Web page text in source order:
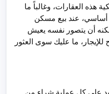
العقارات، وغالباً ما
عند بيع مسكن
أن يتصور نفسه يعيش
ما عليك سوى العثور